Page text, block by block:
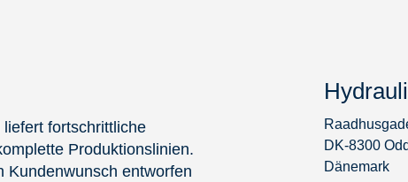
fortschrittliche
Produktionslinien.
Kundenwunsch entworfen
DK-8300
Dänemark